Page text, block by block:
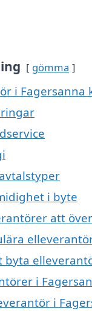
gömma
i Fagersanna
i byte
att
byta
i
i